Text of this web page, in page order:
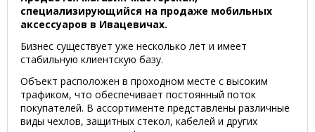
специализирующийся на продаже мобильных
аксессуаров в Ивацевичах.
Бизнес существует уже несколько лет и имеет
стабильную клиентскую базу.
Объект расположен в проходном месте с высоким
трафиком, что обеспечивает постоянный поток
покупателей. В ассортименте представлены различные
виды чехлов, защитных стекол, кабелей и других